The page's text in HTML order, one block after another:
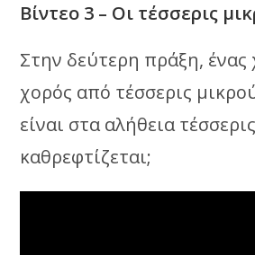
Βίντεο 3 – Οι τέσσερις
Στην δεύτερη πράξη, ένας
χορός από τέσσερις
είναι στα αλήθεια
καθρεφτίζεται;